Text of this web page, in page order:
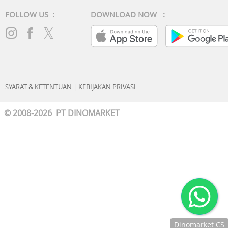
FOLLOW US : DOWNLOAD NOW :
SYARAT & KETENTUAN | KEBIJAKAN PRIVASI
© 2008-2026 PT DINOMARKET
Dinomarket CS